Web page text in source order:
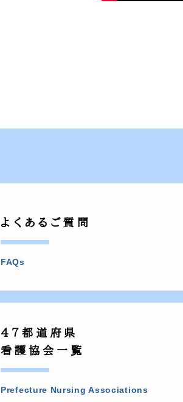
よくあるご質問
FAQs
47都道府県
看護協会一覧
Prefecture Nursing Associations